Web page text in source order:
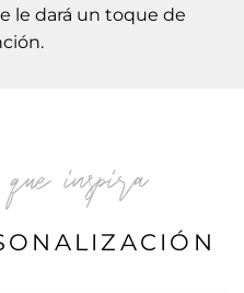
le dará un toque de
que inspira